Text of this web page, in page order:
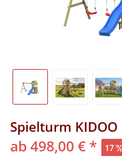
Spielturm KIDOO
ab 498,00 € * 17